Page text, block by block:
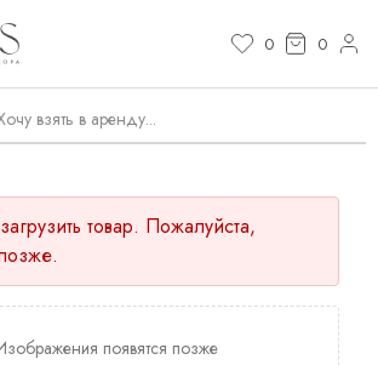
0 0
товар. Пожалуйста,
появятся позже